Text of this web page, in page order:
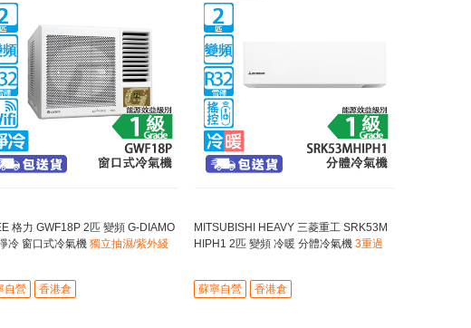
格力 GWF18P 2匹 變頻 G-DIAMO
冷 窗口式冷氣機 獨立抽濕/紫外綫
自營 香港倉
MITSUBISHI HEAVY 三菱重工 SRK53M
HIPH1 2匹 變頻 冷暖 分體冷氣機 3重過
蘇寧自營 香港倉